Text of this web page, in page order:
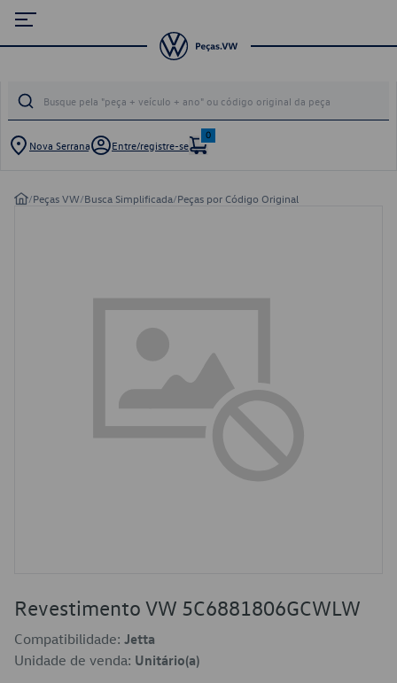
Nova Serrana Entre/registre-se
0
/Peças VW/Busca Simplificada/Peças por Código Original
Revestimento VW 5C6881806GCWLW
Compatibilidade: Jetta
Unidade de venda: Unitário(a)